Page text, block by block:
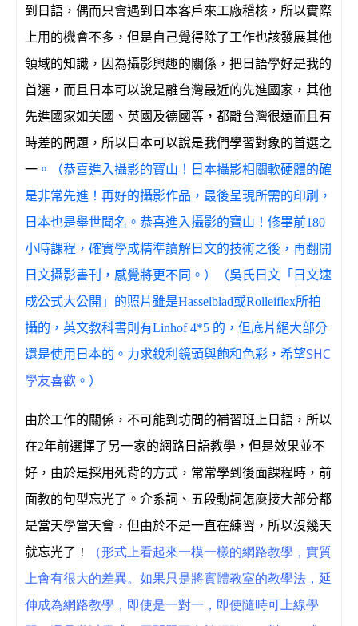
到日語，偶而只會遇到日本客戶來工廠稽核，所以實際
上用的機會不多，但是自己覺得除了工作也該發展其他
領域的知識，因為攝影興趣的關係，把日語學好是我的
首選，而且日本可以說是離台灣最近的先進國家，其他
先進國家如美國、英國及德國等，都離台灣很遠而且有
時差的問題，所以日本可以說是我們學習對象的首選之
一 。（恭喜進入攝影的寶山！日本攝影相關軟硬體的確
是非常先進！再好的攝影作品，最後呈現所需的印刷，
日本也是舉世聞名。恭喜進入攝影的寶山！修畢前180
小時課程，確實學成精準讀解日文的技術之後，再翻開
日文攝影書刊，感覺將更不同。）（吳氏日文「日文速
成公式大公開」的照片雖是Hasselblad或Rolleiflex所拍
攝的，英文教科書則有Linhof 4*5 的，但底片絕大部分
還是使用日本的。力求銳利鏡頭與飽和色彩，希望SHC
學友喜歡 。）
由於工作的關係，不可能到坊間的補習班上日語，所以
在2年前選擇了另一家的網路日語教學，但是效果並不
好，由於是採用死背的方式，常常學到後面課程時，前
面教的句型忘光了。介系詞、五段動詞怎麼接大部分都
是當天學當天會，但由於不是一直在練習，所以沒幾天
就忘光了 ！
（形式上看起來一模一樣的網路教學，實質
上會有很大的差異。如果只是將實體教室的教學法，延
伸成為網路教學，即使是一對一，即使隨時可上線學